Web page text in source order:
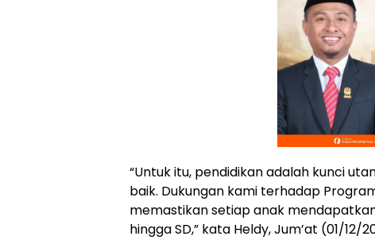
“Untuk itu, pendidikan adalah kunci
baik. Dukungan kami terhadap
memastikan setiap anak
hingga SD,” kata Heldy, Jum’at (01/12/